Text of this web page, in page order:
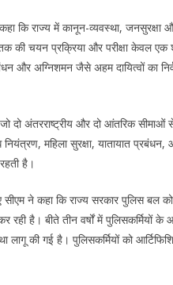
कि राज्य में कानून-व्यवस्था,
चयन प्रक्रिया और परीक्षा केवल एक
और अग्निशमन जैसे अहम दायित्वों का
दो अंतरराष्ट्रीय और दो आंतरिक
महिला सुरक्षा, यातायात
है।
सीएम ने कहा कि राज्य सरकार पुलिस
है। बीते तीन वर्षों में पुलिसकर्मियों के
की गई है। पुलिसकर्मियों को